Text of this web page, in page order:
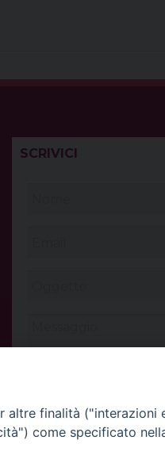
SCRIVICI
altre finalità ("interazioni
come specificato